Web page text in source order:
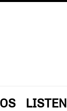
LISTEN